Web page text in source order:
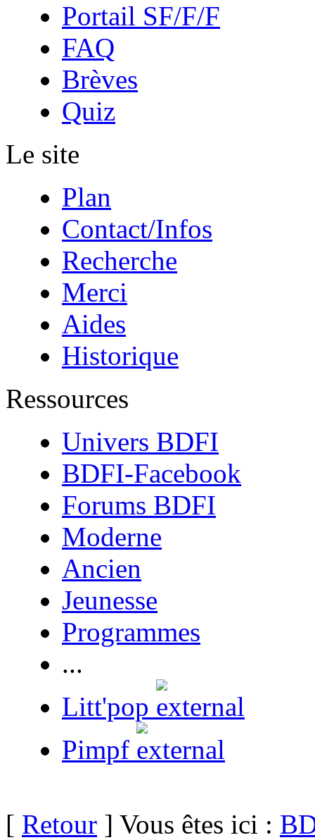
Portail SF/F/F
FAQ
Brèves
Quiz
Le site
Plan
Contact/Infos
Recherche
Merci
Aides
Historique
Ressources
Univers BDFI
BDFI-Facebook
Forums BDFI
Moderne
Ancien
Jeunesse
Programmes
...
Litt'pop
Pimpf
[ Retour ] Vous êtes ici :